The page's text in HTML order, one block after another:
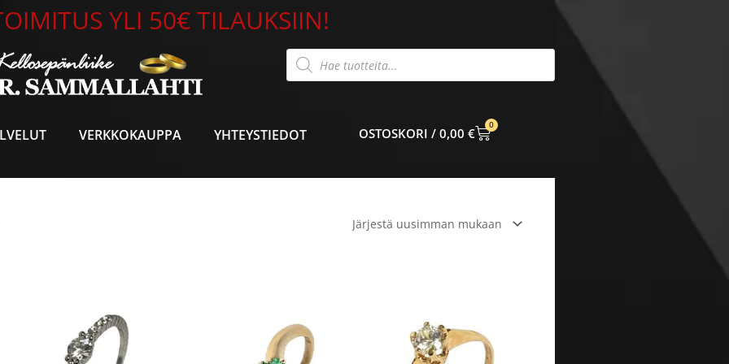
YLI 50€ TILAUKSIIN!
Products
search
VERKKOKAUPPA YHTEYSTIEDOT 0,00 €
0
CART